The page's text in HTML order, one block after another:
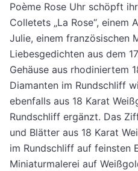
Poème Rose Uhr schöpft
Colletets „La Rose“, einem
Julie, einem französischen
Liebesgedichten aus dem
Gehäuse aus rhodiniertem
Diamanten im Rundschliff
ebenfalls aus 18 Karat
Rundschliff ergänzt. Das
und Blätter aus 18 Karat
im Rundschliff auf feinsten
Miniaturmalerei auf